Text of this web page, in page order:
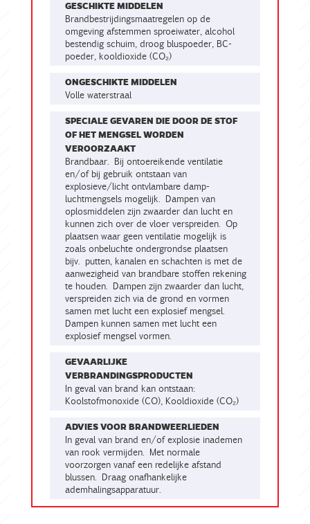
GESCHIKTE MIDDELEN
brandbestrijdingsmaatregelen op de
omgeving afstemmen sproeiwater, alcohol
bestendig schuim, droog bluspoeder, BC-
poeder, kooldioxide (CO₂)
ONGESCHIKTE MIDDELEN
volle waterstraal
SPECIALE GEVAREN DIE DOOR DE STOF
OF HET MENGSEL WORDEN
VEROORZAAKT
Brandbaar. Bij ontoereikende ventilatie
en/of bij gebruik ontstaan van
explosieve/licht ontvlambare damp-
luchtmengsels mogelijk. Dampen van
oplosmiddelen zijn zwaarder dan lucht en
kunnen zich over de vloer verspreiden. Op
plaatsen waar geen ventilatie mogelijk is
zoals onbeluchte ondergrondse plaatsen
bijv. putten, kanalen en schachten is met de
aanwezigheid van brandbare stoffen rekening
te houden. Dampen zijn zwaarder dan lucht,
verspreiden zich via de grond en vormen
samen met lucht een explosief mengsel.
Dampen kunnen samen met lucht een
explosief mengsel vormen.
GEVAARLIJKE
VERBRANDINGSPRODUCTEN
In geval van brand kan ontstaan:
Koolstofmonoxide (CO), Kooldioxide (CO₂)
ADVIES VOOR BRANDWEERLIEDEN
In geval van brand en/of explosie inademen
van rook vermijden. Met normale
voorzorgen vanaf een redelijke afstand
blussen. Draag onafhankelijke
ademhalingsapparatuur.